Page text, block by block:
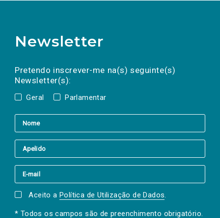
Newsletter
Pretendo inscrever-me na(s) seguinte(s)
Newsletter(s):
Geral Parlamentar
a(s) newsletter(s).
mail
Aceito a Política de Utilização de Dados.
* Todos os campos são de preenchimento obrigatório.